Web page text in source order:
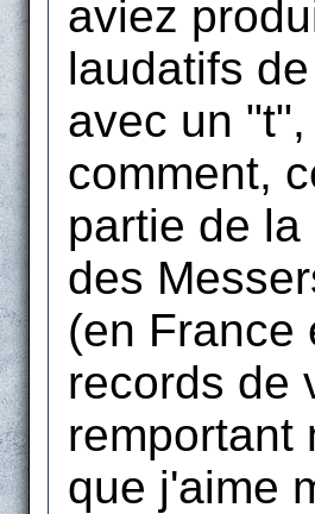
aviez
laudatifs
avec un
comment,
partie de
des
(en France
records de
remportant
que j'aime